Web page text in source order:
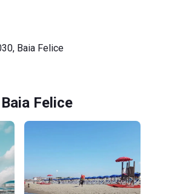
Baia Felice
Felice